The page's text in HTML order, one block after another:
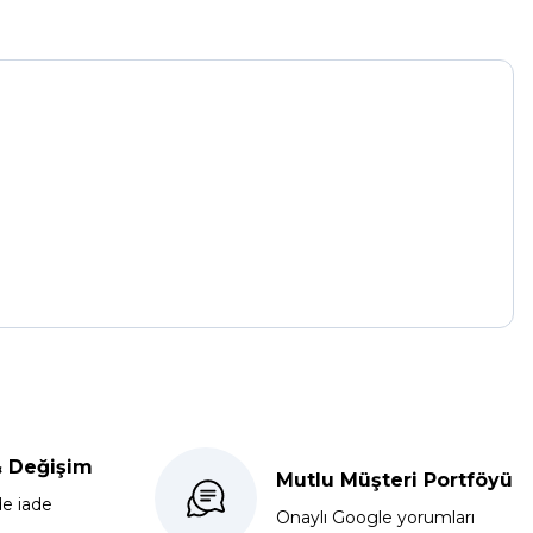
Değişim
iade
Mutlu Müşteri Portföyü
Onaylı Google yorumları